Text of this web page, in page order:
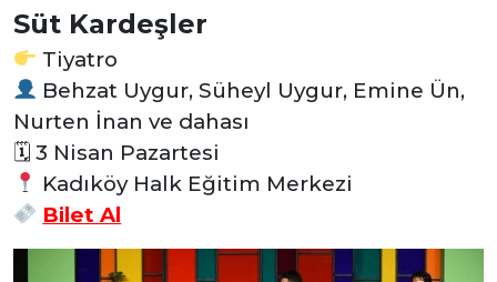
Süt Kardeşler
Tiyatro
Behzat Uygur, Süheyl Uygur, Emine Ün,
Nurten İnan ve dahası
🗓 3 Nisan Pazartesi
Kadıköy Halk Eğitim Merkezi
Bilet Al